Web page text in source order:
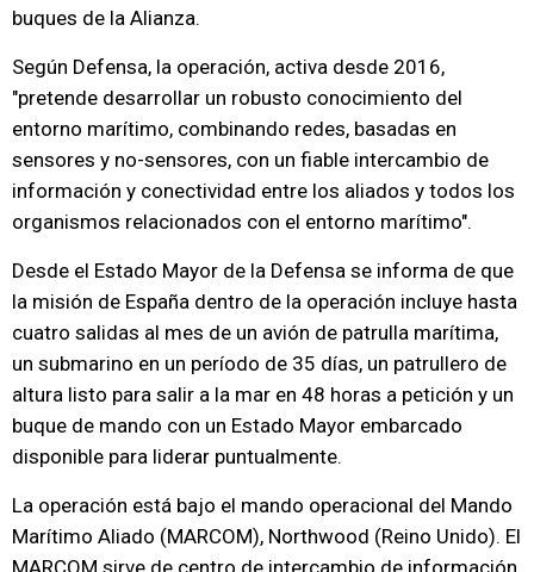
buques de la Alianza.
Según Defensa, la operación, activa desde 2016,
"pretende desarrollar un robusto conocimiento del
entorno marítimo, combinando redes, basadas en
sensores y no-sensores, con un fiable intercambio de
información y conectividad entre los aliados y todos los
organismos relacionados con el entorno marítimo".
Desde el Estado Mayor de la Defensa se informa de que
la misión de España dentro de la operación incluye hasta
cuatro salidas al mes de un avión de patrulla marítima,
un submarino en un período de 35 días, un patrullero de
altura listo para salir a la mar en 48 horas a petición y un
buque de mando con un Estado Mayor embarcado
disponible para liderar puntualmente.
La operación está bajo el mando operacional del Mando
Marítimo Aliado (MARCOM), Northwood (Reino Unido). El
MARCOM sirve de centro de intercambio de información